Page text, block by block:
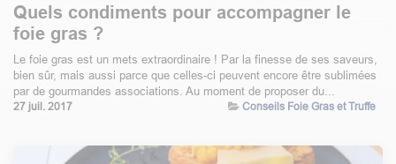
Quels condiments pour accompagner le
foie gras ?
Le foie gras est un mets extraordinaire ! Par la finesse de ses saveurs,
bien sûr, mais aussi parce que celles-ci peuvent encore être sublimées
par de gourmandes associations. Au moment de proposer du...
27 juil. 2017 Conseils Foie Gras et Truffe